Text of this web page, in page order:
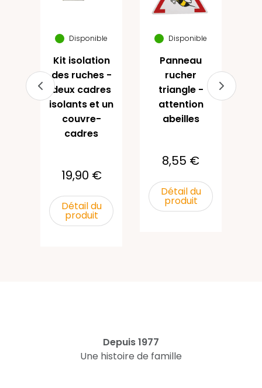
Disponible
Kit isolation
des ruches -
deux cadres
isolants et un
couvre-
cadres
19,90 €
Détail du
produit
Disponible
Panneau
rucher
triangle -
attention
abeilles
8,55 €
Détail du
produit
Depuis 1977
Une histoire de famille